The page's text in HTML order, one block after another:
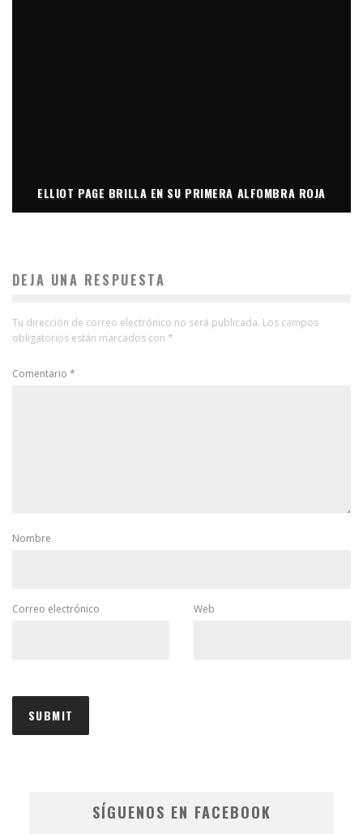
ELLIOT PAGE BRILLA EN SU PRIMERA ALFOMBRA ROJA
DEJA UNA RESPUESTA
Tu dirección de correo electrónico no será publicada. Los campos
obligatorios están marcados con *
Comentario *
Nombre
Correo electrónico Web
SÍGUENOS EN FACEBOOK